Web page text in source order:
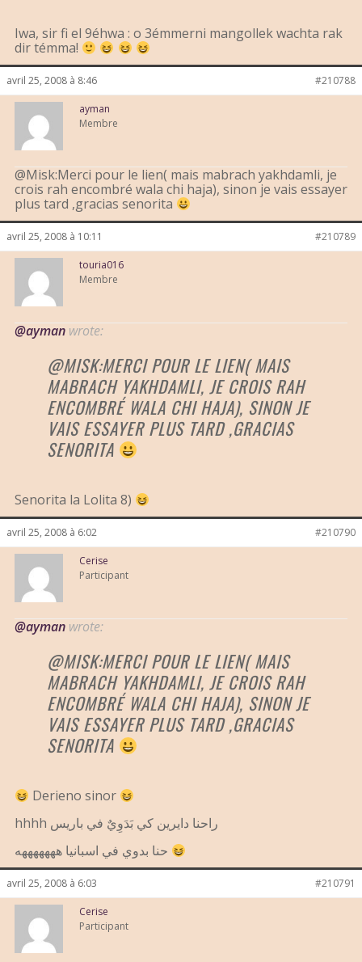
Iwa, sir fi el 9éhwa : o 3émmerni mangollek wachta rak
dir témma!
avril 25, 2008 à 8:46 #210788
ayman
Membre
@Misk:Merci pour le lien( mais mabrach yakhdamli, je
crois rah encombré wala chi haja), sinon je vais essayer
plus tard ,gracias senorita
avril 25, 2008 à 10:11 #210789
touria016
Membre
@ayman wrote:
@MISK:MERCI POUR LE LIEN( MAIS
MABRACH YAKHDAMLI, JE CROIS RAH
ENCOMBRÉ WALA CHI HAJA), SINON JE
VAIS ESSAYER PLUS TARD ,GRACIAS
SENORITA
Senorita la Lolita 8)
avril 25, 2008 à 6:02 #210790
Cerise
Participant
@ayman wrote:
@MISK:MERCI POUR LE LIEN( MAIS
MABRACH YAKHDAMLI, JE CROIS RAH
ENCOMBRÉ WALA CHI HAJA), SINON JE
VAIS ESSAYER PLUS TARD ,GRACIAS
SENORITA
Derieno sinor
hhhh راحنا دايرين كي بَدَوِيٌ في باريس
avril 25, 2008 à 6:03 #210791
Cerise
Participant